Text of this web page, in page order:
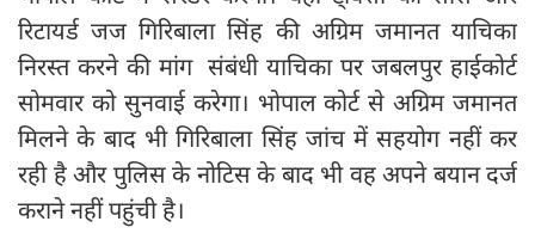
रिटायर्ड जज गिरिबाला सिंह की अग्रिम जमानत याचिका
निरस्त करने की मांग संबंधी याचिका पर जबलपुर हाईकोर्ट
सोमवार को सुनवाई करेगा। भोपाल कोर्ट से अग्रिम जमानत
मिलने के बाद भी गिरिबाला सिंह जांच में सहयोग नहीं कर
रही है और पुलिस के नोटिस के बाद भी वह अपने बयान दर्ज
कराने नहीं पहुंची है।